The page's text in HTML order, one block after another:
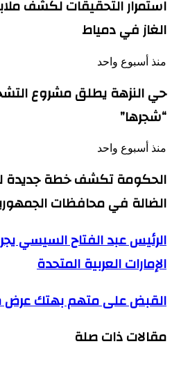
استمرار التحقيقات لكشف
الغاز في دمياط
منذ أسبوع واحد
حي النزهة يطلق مشروع
“شجرها”
منذ أسبوع واحد
الحكومة تكشف خطة جديدة
الضالة في محافظات
الرئيس
عبد
الفتاح
السيسي
زيارة
دولة
الرئيس عبد الفتاح السيسي
الإمارات العربية المتحدة
القبض
على
بهتك
القبض على متهم بهتك
مقالات ذات صلة